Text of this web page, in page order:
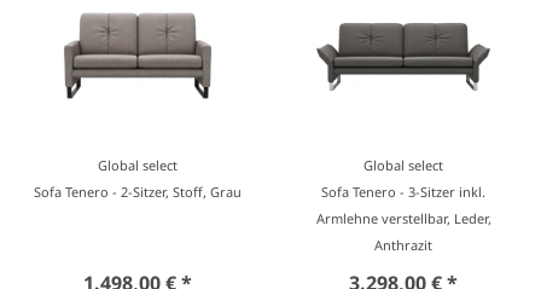
Global select
Sofa Tenero - 2-Sitzer, Stoff, Grau
1.498,00 € *
Global select
Sofa Tenero - 3-Sitzer inkl.
Armlehne verstellbar, Leder,
Anthrazit
3.298,00 € *